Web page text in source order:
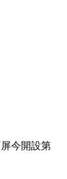
今開設第